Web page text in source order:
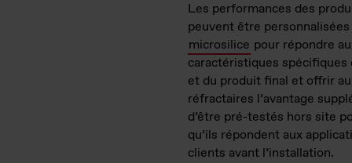
Les performances des
peuvent être personnalisées
microsilice pour répondre
caractéristiques
et du produit final et offrir
réfractaires l’avantage
d’être pré-testés hors site
qu’ils répondent aux
clients avant l’installation.